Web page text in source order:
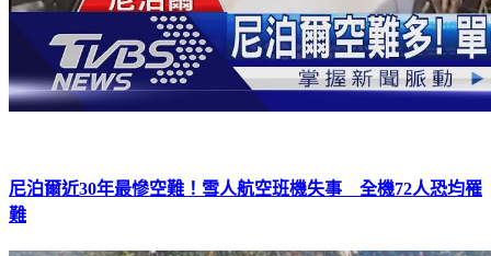
尼泊爾近30年最慘空難！雪人航空班機失事 全機72人恐均罹
難